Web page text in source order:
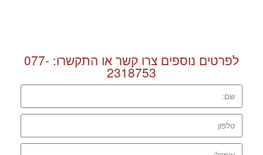
לפרטים נוספים צרו קשר או התקשרו: 077-
2318753